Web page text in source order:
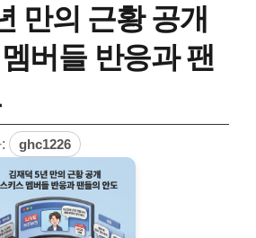
만의 근황 공개
버들 반응과 팬
ghc1226